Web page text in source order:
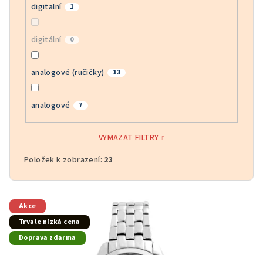
digitalní 1
digitální 0
analogové (ručičky) 13
analogové 7
VYMAZAT FILTRY
Položek k zobrazení: 23
V
ý
p
Akce
Trvale nízká cena
Doprava zdarma